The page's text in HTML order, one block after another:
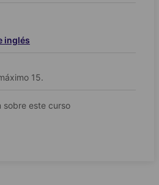
inglés
15.
sobre este curso